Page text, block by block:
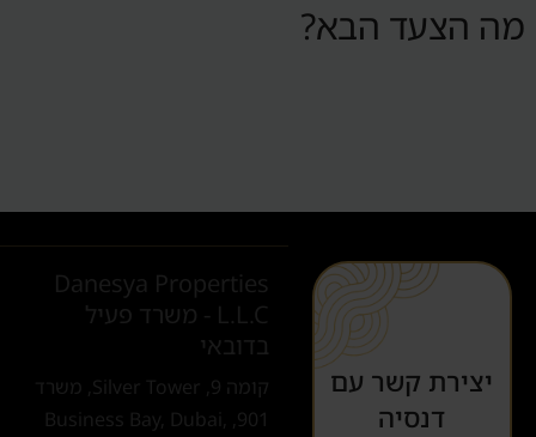
מה הצעד הבא?
יצירת קשר עם
דנסיה
Danesya Properties
L.L.C - משרד פעיל
בדובאי
קומה 9, Silver Tower, משרד
901, Business Bay, Dubai,